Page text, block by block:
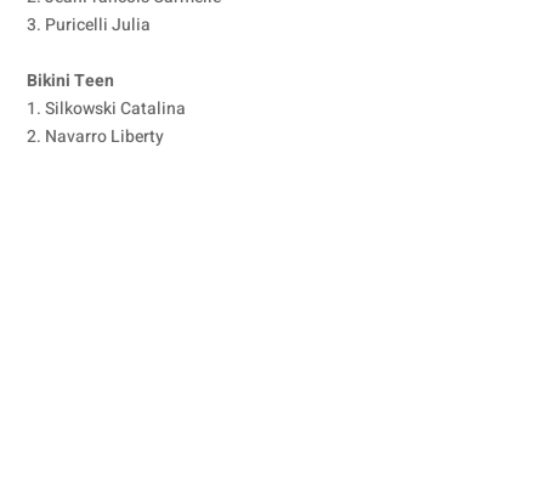
3. Puricelli Julia
Bikini Teen
1. Silkowski Catalina
2. Navarro Liberty